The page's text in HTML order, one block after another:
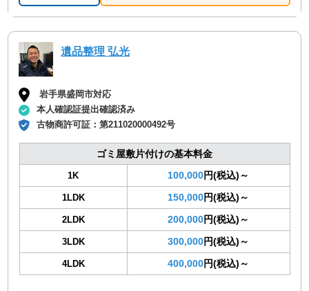
遺品整理 弘光
岩手県盛岡市対応
本人確認証提出確認済み
古物商許可証：第211020000492号
ゴミ屋敷片付けの基本料金
1K 100,000円(税込)～
1LDK 150,000円(税込)～
2LDK 200,000円(税込)～
3LDK 300,000円(税込)～
4LDK 400,000円(税込)～